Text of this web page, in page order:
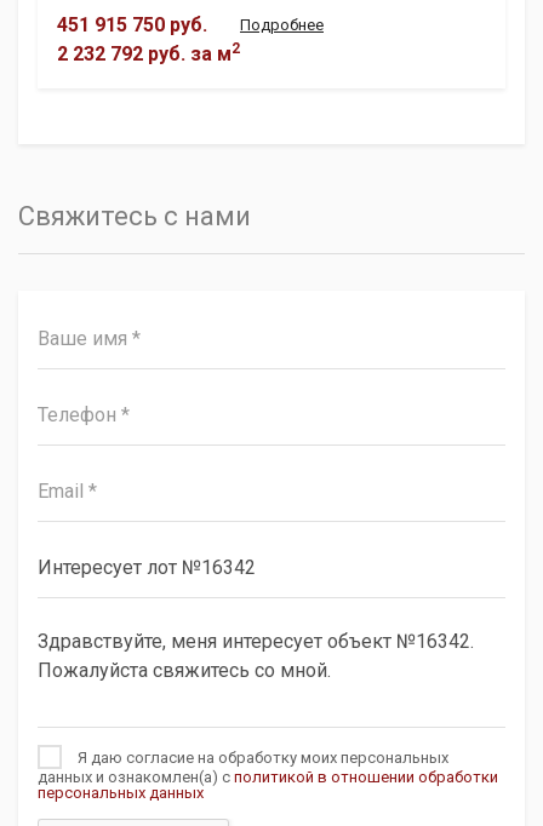
451 915 750 руб.
2 232 792 руб. за м2
Подробнее
Свяжитесь с нами
Я даю согласие на обработку моих персональных
данных и ознакомлен(а) с политикой в отношении обработки
персональных данных